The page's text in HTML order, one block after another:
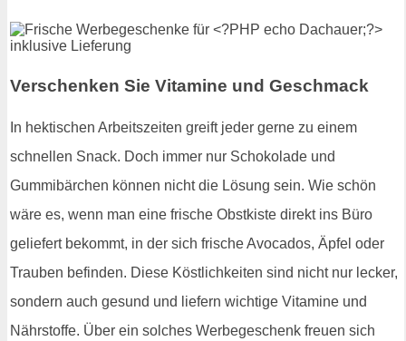
Verschenken Sie Vitamine und Geschmack
In hektischen Arbeitszeiten greift jeder gerne zu einem
schnellen Snack. Doch immer nur Schokolade und
Gummibärchen können nicht die Lösung sein. Wie schön
wäre es, wenn man eine frische Obstkiste direkt ins Büro
geliefert bekommt, in der sich frische Avocados, Äpfel oder
Trauben befinden. Diese Köstlichkeiten sind nicht nur lecker,
sondern auch gesund und liefern wichtige Vitamine und
Nährstoffe. Über ein solches Werbegeschenk freuen sich